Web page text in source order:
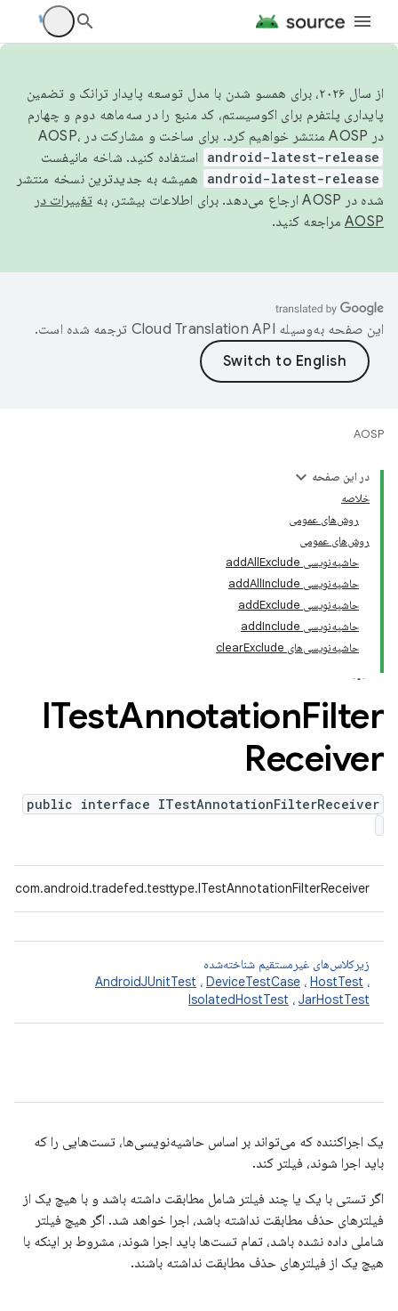
از سال ۲۰۲۶، برای همسو شدن با مدل توسعه پایدار ترانک و تضمین
پایداری پلتفرم برای اکوسیستم، کد منبع را در سه‌ماهه دوم و چهارم
در AOSP منتشر خواهیم کرد. برای ساخت و مشارکت در AOSP،
android-latest-release استفاده کنید. شاخه مانیفست
android-latest-release
همیشه به جدیدترین نسخه منتشر
شده در AOSP ارجاع می‌دهد. برای اطلاعات بیشتر، به
تغییرات در
AOSP مراجعه کنید.
این صفحه به‌وسیله ترجمه شده است.
AOSP
در این صفحه
خلاصه
روش‌های عمومی
روش‌های عمومی
حاشیه‌نویسی addAllExclude
حاشیه‌نویسی addAllInclude
حاشیه‌نویسی addExclude
حاشیه‌نویسی addInclude
حاشیه‌نویسی‌های clearExclude
ITestAnnotationFilter
Receiver
public interface ITestAnnotationFilterReceiver
com.android.tradefed.testtype.ITestAnnotationFilterReceiver
زیرکلاس‌های غیرمستقیم شناخته‌شده
AndroidJUnitTest ، DeviceTestCase ، HostTest ،
IsolatedHostTest ، JarHostTest
یک اجراکننده که می‌تواند بر اساس حاشیه‌نویسی‌ها، تست‌هایی را که
باید اجرا شوند، فیلتر کند.
اگر تستی با یک یا چند فیلتر شامل مطابقت داشته باشد و با هیچ یک از
فیلترهای حذف مطابقت نداشته باشد، اجرا خواهد شد. اگر هیچ فیلتر
شاملی داده نشده باشد، تمام تست‌ها باید اجرا شوند، مشروط بر اینکه با
هیچ یک از فیلترهای حذف مطابقت نداشته باشند.